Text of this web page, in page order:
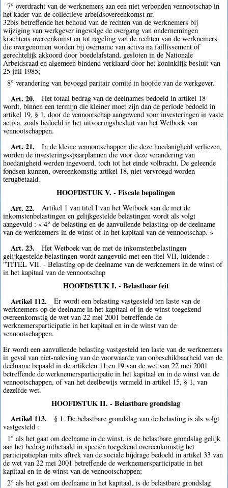
7° overdracht van de werknemers aan een niet verbonden vennootschap in
het kader van de collectieve arbeidsovereenkomst nr.
32bis betreffende het behoud van de rechten van de werknemers bij
wijziging van werkgever ingevolge de overgang van ondernemingen
krachtens overeenkomst en tot regeling van de rechten van de werknemers
die overgenomen worden bij overname van activa na faillissement of
gerechtelijk akkoord door boedelafstand, gesloten in de Nationale
Arbeidsraad en algemeen bindend verklaard door het koninklijk besluit van
25 juli 1985;
8° verandering van bevoegd paritair comité in hoofde van de werkgever.
Art. 20.
Het totaal bedrag van de deelnames bedoeld in artikel 18
wordt, binnen een termijn die kleiner moet zijn dan de periode bedoeld in
artikel 19, § 1, door de vennootschap aangewend voor investeringen in vaste
activa, zoals bedoeld in het uitvoeringsbesluit van het Wetboek van
vennootschappen.
Art. 21.
In de kleine vennootschappen die deze hoedanigheid verliezen,
worden de investeringsspaarplannen die voor deze verandering van
hoedanigheid werden ingevoerd, toch tot het einde volbracht. De geleende
fondsen kunnen, overeenkomstig artikel 18, niet vervroegd worden
terugbetaald.
HOOFDSTUK V. - Fiscale bepalingen
Art. 22.
Artikel 1 van titel I van het Wetboek van de met de
inkomstenbelastingen en gelijkgestelde belastingen wordt als volgt
aangevuld : « 4° de belasting en de aanvullende belasting op de deelname
van de werknemers in de winst of in het kapitaal van de vennootschap. »
Art. 23.
Het Wetboek van de met de inkomstenbelastingen
gelijkgestelde belastingen wordt aangevuld met een titel VII, luidende :
"TITEL VII. - Belasting op de deelname van de werknemers in de winst of
in het kapitaal van de vennootschap
HOOFDSTUK I. - Belastbaar feit
Artikel 112.
Er wordt een belasting vastgesteld ten laste van de
werknemers op de deelname in het kapitaal of in de winst toegekend
overeenkomstig de wet van 22 mei 2001 betreffende de
werknemersparticipatie in het kapitaal en in de winst van de
vennootschappen.
Er wordt een aanvullende belasting vastgesteld ten laste van de werknemers
in geval van niet-naleving van de voorwaarde van onbeschikbaarheid van de
deelname bepaald in de artikelen 11 en 19 van de wet van 22 mei 2001
betreffende de werknemersparticipatie in het kapitaal en in de winst van de
vennootschappen, of van het deelbewijs vermeld in artikel 15, § 1, van
dezelfde wet.
HOOFDSTUK II. - Belastbare grondslag
Artikel 113.
§ 1. De belastbare grondslag van de belasting is als volgt
vastgesteld :
1° als het gaat om deelname in de winst, is de belastbare grondslag gelijk
aan het bedrag uitbetaald in speciën toegekend overeenkomstig het
participatieplan mits aftrek van de sociale bijdrage bedoeld in artikel 33 van
de wet van 22 mei 2001 betreffende de werknemersparticipatie in het
kapitaal en in de winst van de vennootschappen;
2° als het gaat om deelname in het kapitaal, is de belastbare grondslag